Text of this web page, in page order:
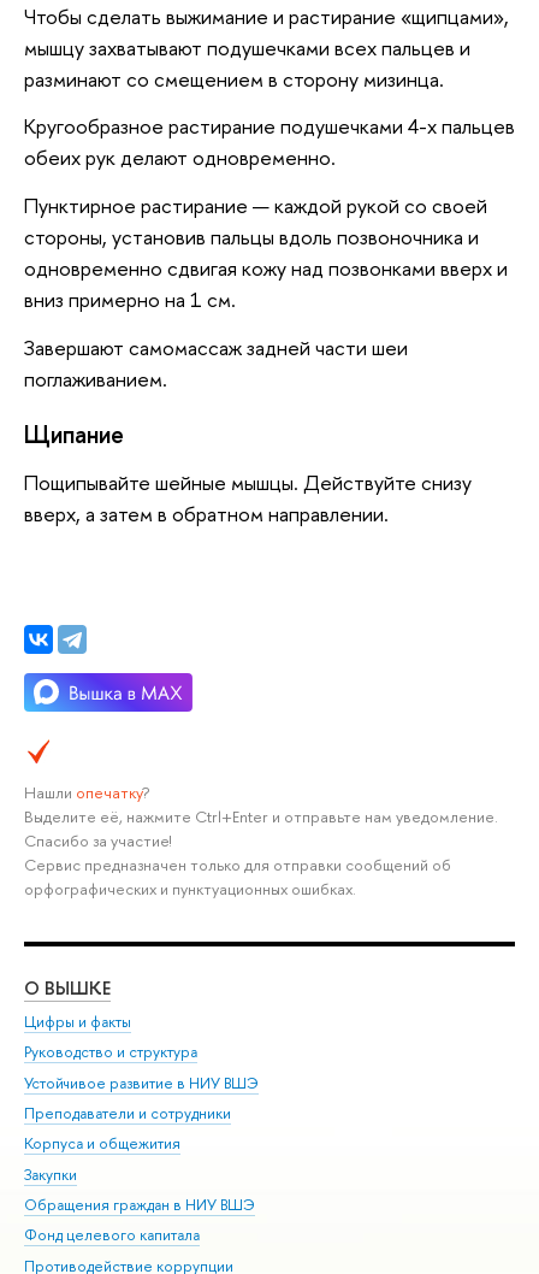
Чтобы сделать выжимание и растирание «щипцами»,
мышцу захватывают подушечками всех пальцев и
разминают со смещением в сторону мизинца.
Кругообразное растирание подушечками 4-х пальцев
обеих рук делают одновременно.
Пунктирное растирание — каждой рукой со своей
стороны, установив пальцы вдоль позвоночника и
одновременно сдвигая кожу над позвонками вверх и
вниз примерно на 1 см.
Завершают самомассаж задней части шеи
поглаживанием.
Щипание
Пощипывайте шейные мышцы. Действуйте снизу
вверх, а затем в обратном направлении.
Нашли опечатку?
Выделите её, нажмите Ctrl+Enter и отправьте нам уведомление.
Спасибо за участие!
Сервис предназначен только для отправки сообщений об
орфографических и пунктуационных ошибках.
О ВЫШКЕ
Цифры и факты
Руководство и структура
Устойчивое развитие в НИУ ВШЭ
Преподаватели и сотрудники
Корпуса и общежития
Закупки
Обращения граждан в НИУ ВШЭ
Фонд целевого капитала
Противодействие коррупции